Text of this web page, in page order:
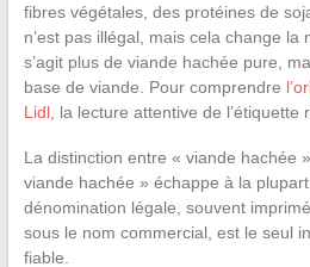
fibres végétales, des protéines de
n’est pas illégal, mais cela change la
s’agit plus de viande hachée pure,
base de viande. Pour comprendre
Lidl, la lecture attentive de l’étiquette
La distinction entre « viande hachée
viande hachée » échappe à la
dénomination légale, souvent
sous le nom commercial, est le seul
fiable.